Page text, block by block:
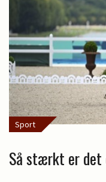
Sport
Så stærkt er det